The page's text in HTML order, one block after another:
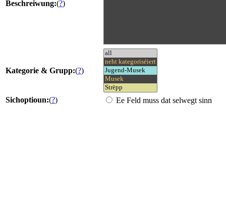
Beschreiwung:(?)
Kategorie & Grupp:(?)
Sichoptioun:(?) Ee Feld muss dat selwegt sinn